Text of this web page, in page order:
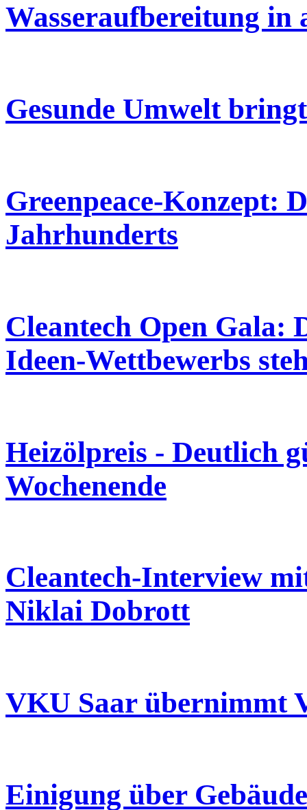
Wasseraufbereitung
Gesunde Umwelt
Greenpeace-Konzept:
Jahrhunderts
Cleantech Open Gala:
Ideen-Wettbewerbs
Heizölpreis - Deutlich
Wochenende
Cleantech-Interview
Niklai Dobrott
VKU Saar übernimmt
Einigung über